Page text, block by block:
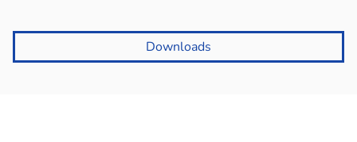
Downloads